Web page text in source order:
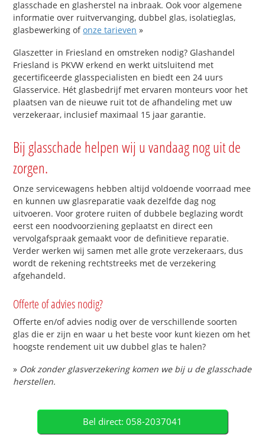
glasschade en glasherstel na inbraak. Ook voor algemene
informatie over ruitvervanging, dubbel glas, isolatieglas,
glasbewerking ofonze tarieven »
Glaszetter in Friesland en omstreken nodig? Glashandel
Friesland is PKVW erkend en werkt uitsluitend met
gecertificeerde glasspecialisten en biedt een 24 uurs
Glasservice. Hét glasbedrijf met ervaren monteurs voor het
plaatsen van de nieuwe ruit tot de afhandeling met uw
verzekeraar, inclusief maximaal 15 jaar garantie.
Bij glasschade helpen wij u vandaag nog uit de
zorgen.
Onze servicewagens hebben altijd voldoende voorraad mee
en kunnen uw glasreparatie vaak dezelfde dag nog
uitvoeren. Voor grotere ruiten of dubbele beglazing wordt
eerst een noodvoorziening geplaatst en direct een
vervolgafspraak gemaakt voor de definitieve reparatie.
Verder werken wij samen met alle grote verzekeraars, dus
wordt de rekening rechtstreeks met de verzekering
afgehandeld.
Offerte of advies nodig?
Offerte en/of advies nodig over de verschillende soorten
glas die er zijn en waar u het beste voor kunt kiezen om het
hoogste rendement uit uw dubbel glas te halen?
» Ook zonder glasverzekering komen we bij u de glasschade
herstellen.
Bel direct: 058-2037041